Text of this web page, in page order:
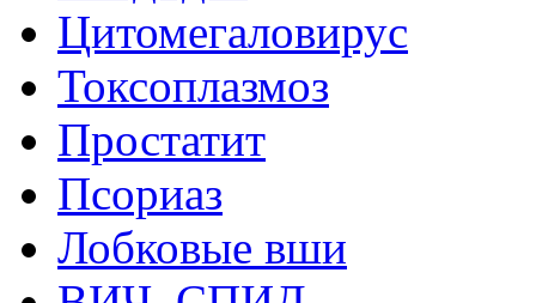
Цитомегаловирус
Токсоплазмоз
Простатит
Псориаз
Лобковые вши